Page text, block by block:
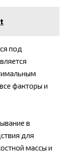
под
факторы и
в
для
массы и